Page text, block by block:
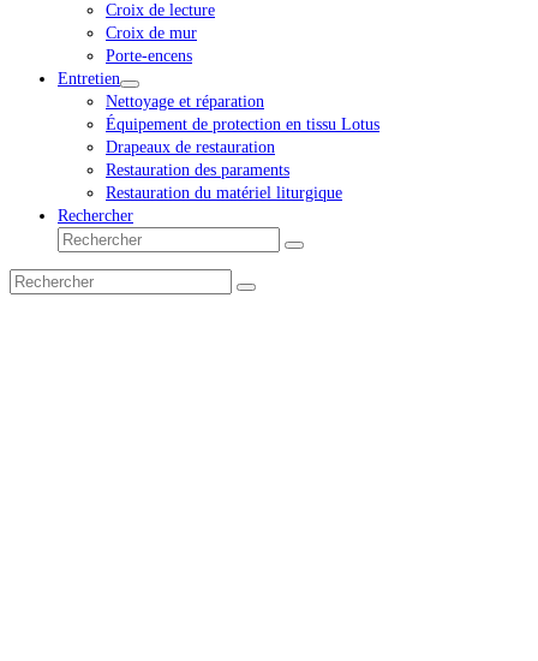
Croix de lecture
Croix de mur
Porte-encens
Entretien
Nettoyage et réparation
Équipement de protection en tissu Lotus
Drapeaux de restauration
Restauration des paraments
Restauration du matériel liturgique
Rechercher
Rechercher
Envoyer
Rechercher
Envoyer